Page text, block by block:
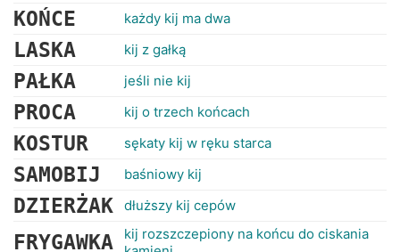
KOŃCE każdy kij ma dwa
LASKA kij z gałką
PAŁKA jeśli nie kij
PROCA kij o trzech końcach
KOSTUR sękaty kij w ręku starca
SAMOBIJ baśniowy kij
DZIERŻAK dłuższy kij cepów
FRYGAWKA
kij rozszczepiony na końcu do ciskania